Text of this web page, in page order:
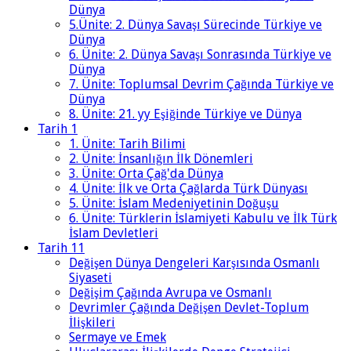
Dünya
5.Ünite: 2. Dünya Savaşı Sürecinde Türkiye ve
Dünya
6. Ünite: 2. Dünya Savaşı Sonrasında Türkiye ve
Dünya
7. Ünite: Toplumsal Devrim Çağında Türkiye ve
Dünya
8. Ünite: 21. yy Eşiğinde Türkiye ve Dünya
Tarih 1
1. Ünite: Tarih Bilimi
2. Ünite: İnsanlığın İlk Dönemleri
3. Ünite: Orta Çağ'da Dünya
4. Ünite: İlk ve Orta Çağlarda Türk Dünyası
5. Ünite: İslam Medeniyetinin Doğuşu
6. Ünite: Türklerin İslamiyeti Kabulu ve İlk Türk
İslam Devletleri
Tarih 11
Değişen Dünya Dengeleri Karşısında Osmanlı
Siyaseti
Değişim Çağında Avrupa ve Osmanlı
Devrimler Çağında Değişen Devlet-Toplum
İlişkileri
Sermaye ve Emek